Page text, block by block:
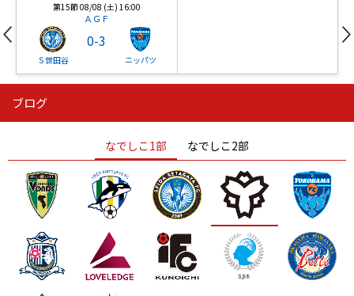
第15節 08/08 (土) 16:00
ＡＧＦ
Ｓ世田谷
0-3
ニッパツ
ニッパツ
ニッパツ 名古屋
石人の星
静岡 愛媛Ｌ
ブログ
なでしこ1部 なでしこ2部